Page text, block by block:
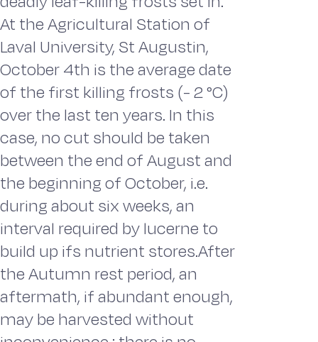
At the Agricultural Station of
Laval University, St Augustin,
October 4th is the average date
of the first killing frosts (- 2 °C)
over the last ten years. In this
case, no cut should be taken
between the end of August and
the beginning of October, i.e.
during about six weeks, an
interval required by lucerne to
build up ifs nutrient stores.After
the Autumn rest period, an
aftermath, if abundant enough,
may be harvested without